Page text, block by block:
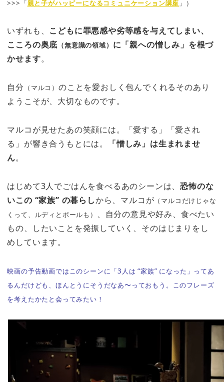
>>>「親と子がハッピーになるコミュニケーション講座 」）
いずれも、 こどもに罪悪感や劣等感を与えてしまい、
こころの奥底 （無意識の領域） に「親への憎しみ」を根づ
かせます。
自分 （マルコ） のことを愛おしく包んでくれるそのあり
ようこそが、大切なものです。
マルコが見せたあの笑顔には。「愛する」「愛され
る」が響き合うもとには。
「憎しみ」は生まれませ
ん。
はじめて3人でごはんを食べるあのシーンは、恐怖のな
いこの “家族” の暮らしから、マルコが （マルコだけじゃな
くって、ルディとポールも）
、自分の意見や好み、食べたい
もの、したいことを発振していく、そのはじまりをし
めしています。
映画の予告動画ではこのシーンに「3人は “家族” になった」ってあ
るんだけども、ほんとうにそうだなあ〜っておもう。このフレーズ
を考えたかたと会ってみたい！